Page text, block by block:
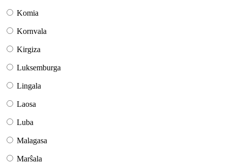
Komia
Kornvala
Kirgiza
Luksemburga
Lingala
Laosa
Luba
Malagasa
Marŝala